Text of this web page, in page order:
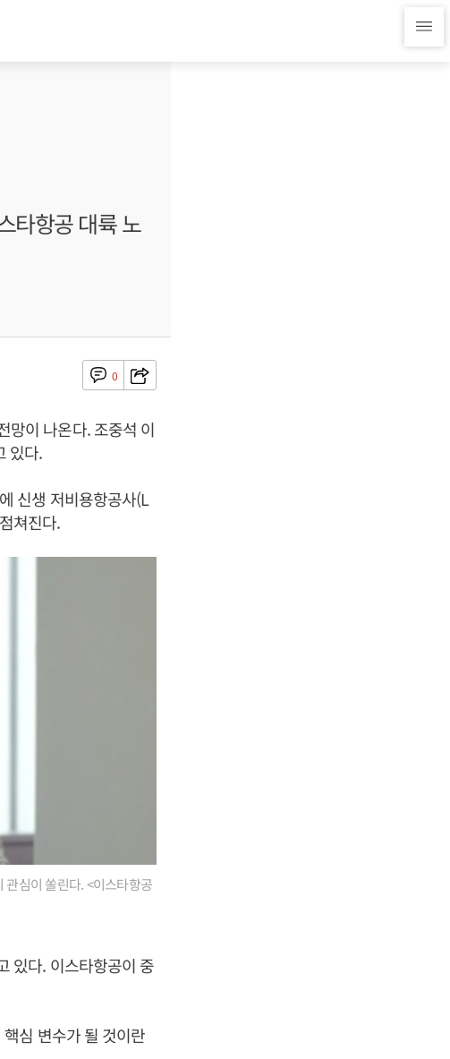
타항공 대륙 노
0
망이 나온다. 조중석 이
있다.
신생 저비용항공사(L
쳐진다.
심이 쏠린다. <이스타항공
있다. 이스타항공이 중
심 변수가 될 것이란